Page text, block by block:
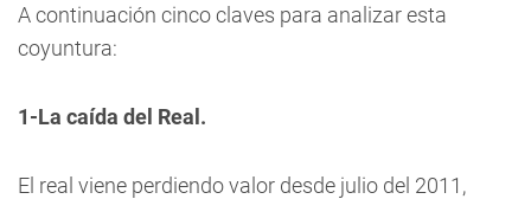
A continuación cinco claves para analizar esta
coyuntura:
1-La caída del Real.
El real viene perdiendo valor desde julio del 2011,